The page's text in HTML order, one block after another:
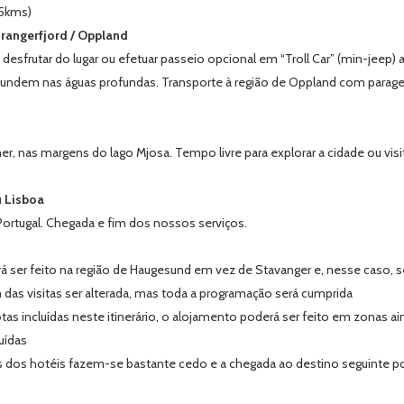
/ Oppland
do lugar ou efetuar passeio opcional em “Troll Car” (min-
nas águas profundas. Transporte à região de Oppland com
nas margens do lago Mjosa. Tempo livre para explorar a cidade ou
Lisboa
Chegada e fim dos nossos serviços.
feito na região de Haugesund em vez de Stavanger e, nesse caso,
visitas ser alterada, mas toda a programação será cumprida
incluídas neste itinerário, o alojamento poderá ser feito em zonas
hotéis fazem-se bastante cedo e a chegada ao destino seguinte